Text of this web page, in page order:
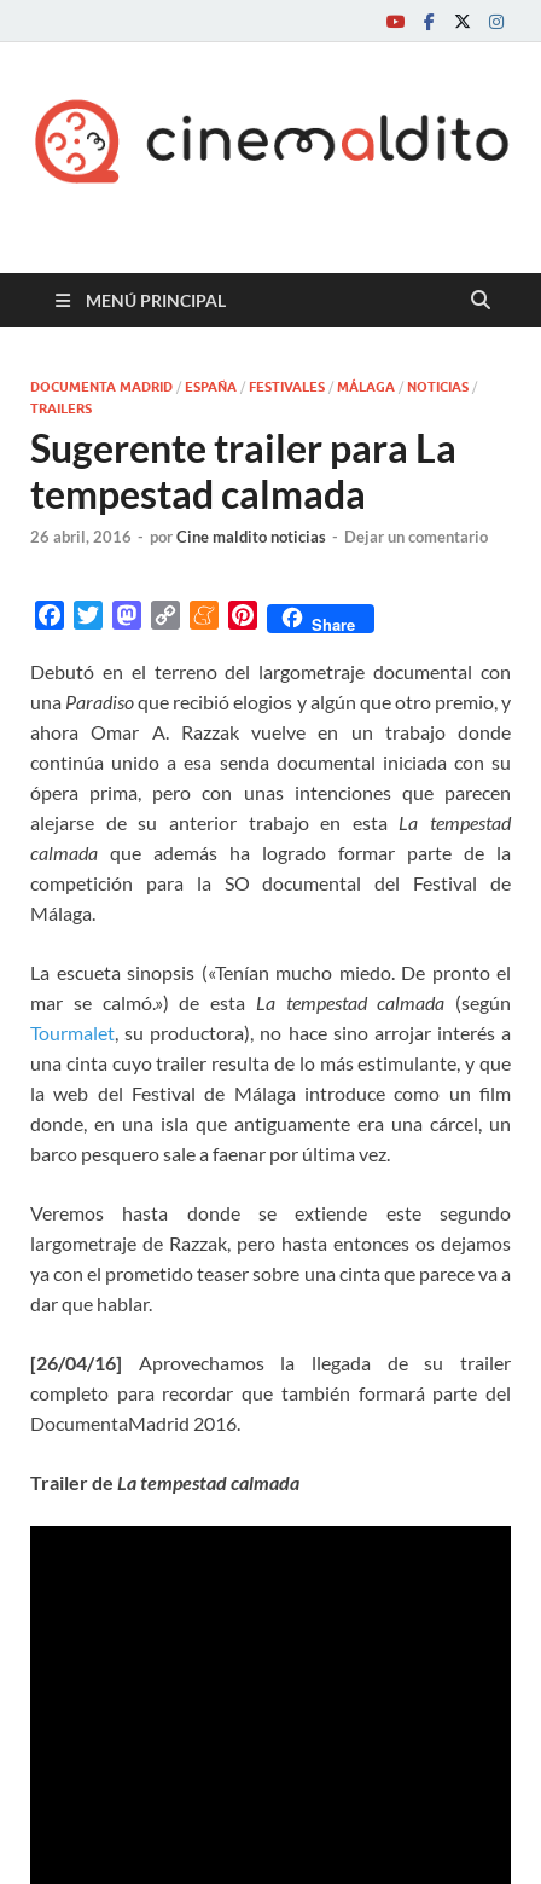
Cine maldito
MENÚ PRINCIPAL
DOCUMENTA MADRID / ESPAÑA / FESTIVALES / MÁLAGA / NOTICIAS /
TRAILERS
Sugerente trailer para La
tempestad calmada
26 abril, 2016 - porCine maldito noticias - Dejar un comentario
c
e
b
o
o
k
i
t
t
e
r
M
s
t
d
n
p
y
L
i
n
k
M
n
e
a
m
e
P
n
t
e
r
e
s
t
Share
Debutó en el terreno del largometraje documental con
una Paradisoque recibió elogios y algún que otro premio, y
ahora Omar A. Razzak vuelve en un trabajo donde
continúa unido a esa senda documental iniciada con su
ópera prima, pero con unas intenciones que parecen
alejarse de su anterior trabajo en esta La tempestad
calmada que además ha logrado formar parte de la
competición para la SO documental del Festival de
Málaga.
La escueta sinopsis («Tenían mucho miedo. De pronto el
mar se calmó.») de esta La tempestad calmada (según
Tourmalet, su productora), no hace sino arrojar interés a
una cinta cuyo trailer resulta de lo más estimulante, y que
la web del Festival de Málaga introduce como un film
donde, en una isla que antiguamente era una cárcel, un
barco pesquero sale a faenar por última vez.
Veremos hasta donde se extiende este segundo
largometraje de Razzak, pero hasta entonces os dejamos
ya con el prometido teaser sobre una cinta que parece va a
dar que hablar.
[26/04/16] Aprovechamos la llegada de su trailer
completo para recordar que también formará parte del
DocumentaMadrid 2016.
Trailer de La tempestad calmada